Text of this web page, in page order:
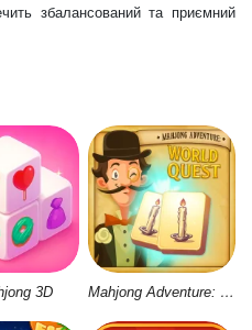
збалансований та приємний
3D Mahjong Adventure: World Quest